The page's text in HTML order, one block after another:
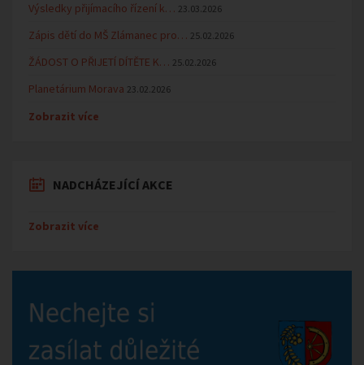
Výsledky přijímacího řízení k… 23.03.2026
Zápis dětí do MŠ Zlámanec pro… 25.02.2026
ŽÁDOST O PŘIJETÍ DÍTĚTE K… 25.02.2026
Planetárium Morava 23.02.2026
Zobrazit více
NADCHÁZEJÍCÍ AKCE
Zobrazit více